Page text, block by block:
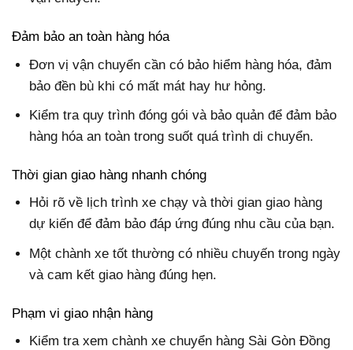
Đảm bảo an toàn hàng hóa
Đơn vị vận chuyển cần có bảo hiểm hàng hóa, đảm
bảo đền bù khi có mất mát hay hư hỏng.
Kiểm tra quy trình đóng gói và bảo quản để đảm bảo
hàng hóa an toàn trong suốt quá trình di chuyển.
Thời gian giao hàng nhanh chóng
Hỏi rõ về lịch trình xe chạy và thời gian giao hàng
dự kiến để đảm bảo đáp ứng đúng nhu cầu của bạn.
Một chành xe tốt thường có nhiều chuyến trong ngày
và cam kết giao hàng đúng hẹn.
Phạm vi giao nhận hàng
Kiểm tra xem chành xe chuyển hàng Sài Gòn Đồng